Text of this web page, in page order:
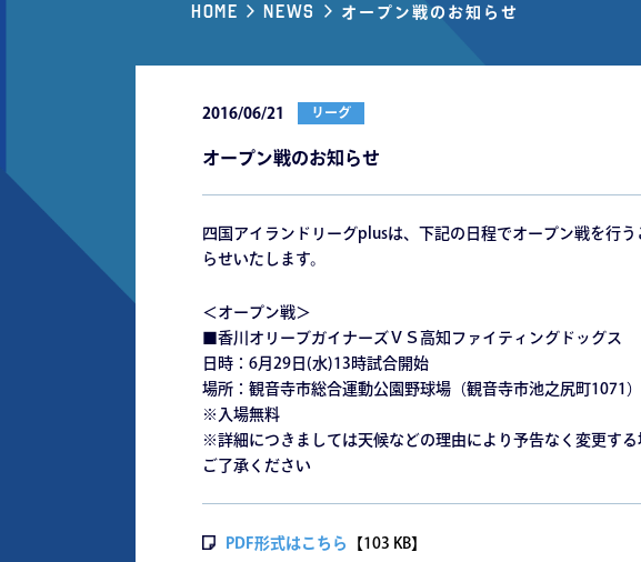
Home News オープン戦のお知らせ
2016/06/21 リーグ
オープン戦のお知らせ
四国アイランドリーグplusは、下記の日程でオープン戦を行
らせいたします。
＜オープン戦＞
■香川オリーブガイナーズＶＳ高知ファイティングドッグス
日時：6月29日(水)13時試合開始
場所：観音寺市総合運動公園野球場（観音寺市池之尻町1071）
※入場無料
※詳細につきましては天候などの理由により予告なく変更する
ご了承ください
PDF形式はこちら 【103 KB】